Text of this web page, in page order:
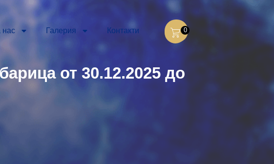
нас Галерия Контакти 0
от 30.12.2025 до